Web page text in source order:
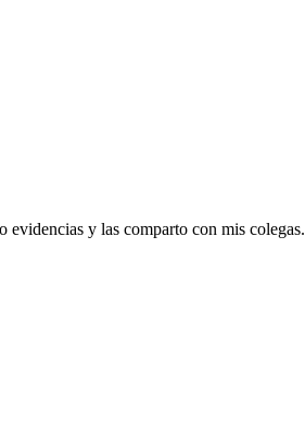
evidencias y las comparto con mis colegas.